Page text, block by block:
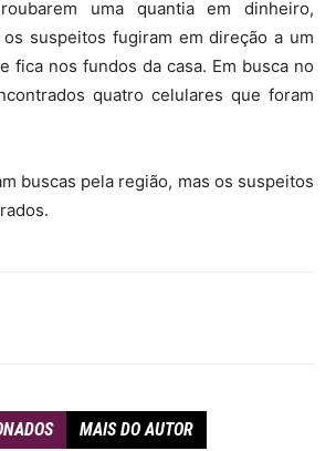
uma quantia em dinheiro,
suspeitos fugiram em direção a um
fica nos fundos da casa. Em busca no
quatro celulares que foram
buscas pela região, mas os suspeitos
MAIS DO AUTOR